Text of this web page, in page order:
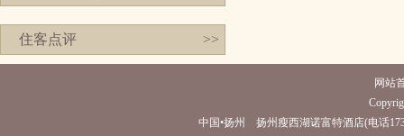
住客点评 >>
网站
中国•扬州 扬州瘦西湖诺富特酒店(电话